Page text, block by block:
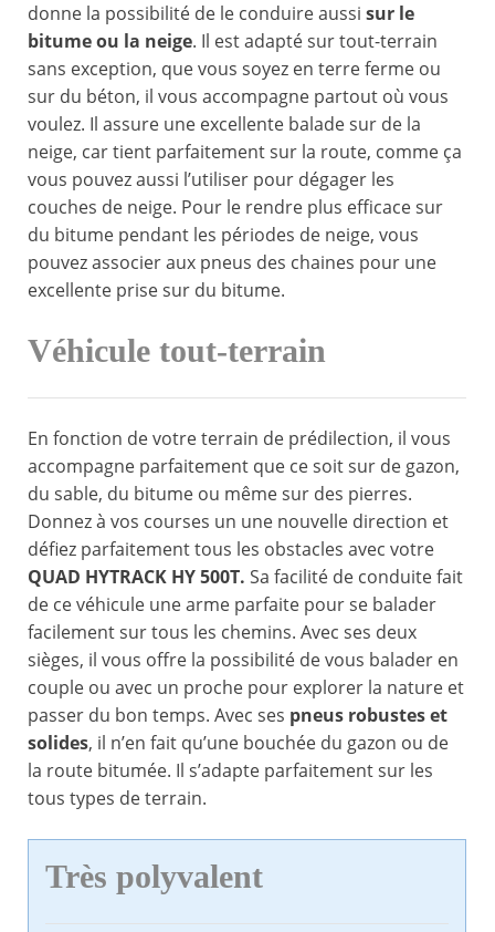
donne la possibilité de le conduire aussi sur le
bitume ou la neige. Il est adapté sur tout-terrain
sans exception, que vous soyez en terre ferme ou
sur du béton, il vous accompagne partout où vous
voulez. Il assure une excellente balade sur de la
neige, car tient parfaitement sur la route, comme ça
vous pouvez aussi l’utiliser pour dégager les
couches de neige. Pour le rendre plus efficace sur
du bitume pendant les périodes de neige, vous
pouvez associer aux pneus des chaines pour une
excellente prise sur du bitume.
Véhicule tout-terrain
En fonction de votre terrain de prédilection, il vous
accompagne parfaitement que ce soit sur de gazon,
du sable, du bitume ou même sur des pierres.
Donnez à vos courses un une nouvelle direction et
défiez parfaitement tous les obstacles avec votre
QUAD HYTRACK HY 500T. Sa facilité de conduite fait
de ce véhicule une arme parfaite pour se balader
facilement sur tous les chemins. Avec ses deux
sièges, il vous offre la possibilité de vous balader en
couple ou avec un proche pour explorer la nature et
passer du bon temps. Avec ses pneus robustes et
solides, il n’en fait qu’une bouchée du gazon ou de
la route bitumée. Il s’adapte parfaitement sur les
tous types de terrain.
Très polyvalent